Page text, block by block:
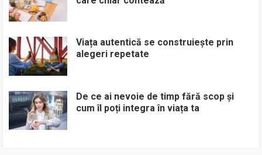
Viața autentică se construiește prin
alegeri repetate
De ce ai nevoie de timp fără scop și
cum îl poți integra în viața ta